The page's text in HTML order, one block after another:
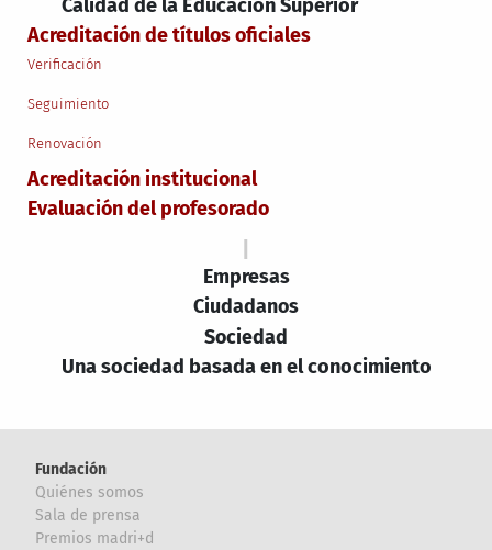
Calidad de la Educación Superior
Acreditación de títulos oficiales
Verificación
Seguimiento
Renovación
Acreditación institucional
Evaluación del profesorado
Empresas
Ciudadanos
Sociedad
Una sociedad basada en el conocimiento
Fundación
Quiénes somos
Sala de prensa
Premios madri+d